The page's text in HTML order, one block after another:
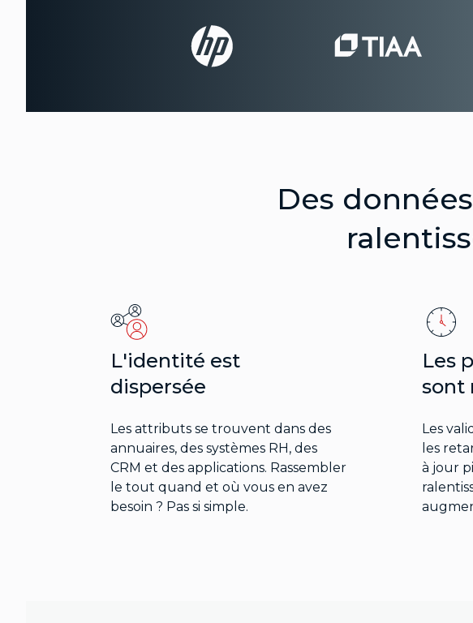
Des
L'identité est
dispersée
Les attributs se trouvent dans des
annuaires, des systèmes RH, des
CRM et des applications. Rassembler
le tout quand et où vous en avez
besoin ? Pas si simple.
Les
sont
Les
les
à jour